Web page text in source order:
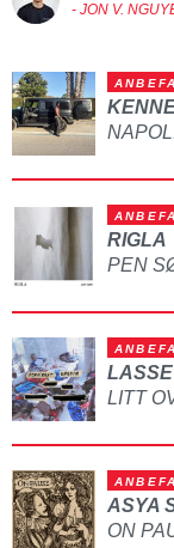
- JON V.
RIGLA
PEN
LITT
ASYA
ON